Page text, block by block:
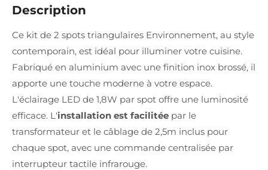
Description
Ce kit de 2 spots triangulaires Environnement, au style
contemporain, est idéal pour illuminer votre cuisine.
Fabriqué en aluminium avec une finition inox brossé, il
apporte une touche moderne à votre espace.
L'éclairage LED de 1,8W par spot offre une luminosité
efficace. L'installation est facilitée par le
transformateur et le câblage de 2,5m inclus pour
chaque spot, avec une commande centralisée par
interrupteur tactile infrarouge.